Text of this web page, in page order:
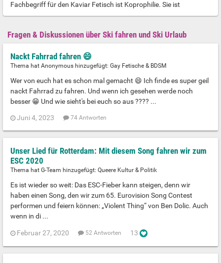
Fachbegriff für den Kaviar Fetisch ist Koprophilie. Sie ist
außerdem unter den Begriffen Nutella, Nougat oder Schokolade
Koprophilie bezeichnet.
Fragen & Diskussionen über Ski fahren und Ski Urlaub
Nackt Fahrrad fahren 😄
Thema hat Anonymous hinzugefügt: Gay Fetische & BDSM
Wer von euch hat es schon mal gemacht 😄 Ich finde es super geil
nackt Fahrrad zu fahren. Und wenn ich gesehen werde noch
besser 😁 Und wie sieht's bei euch so aus ???? ...
Juni 4, 2023 74 Antworten
Unser Lied für Rotterdam: Mit diesem Song fahren wir zum
ESC 2020
Thema hat G-Team hinzugefügt: Queere Kultur & Politik
Es ist wieder so weit: Das ESC-Fieber kann steigen, denn wir
haben einen Song, den wir zum 65. Eurovision Song Contest
performen und feiern können: „Violent Thing“ von Ben Dolic. Auch
wenn in di ...
Februar 27, 2020 52 Antworten 13